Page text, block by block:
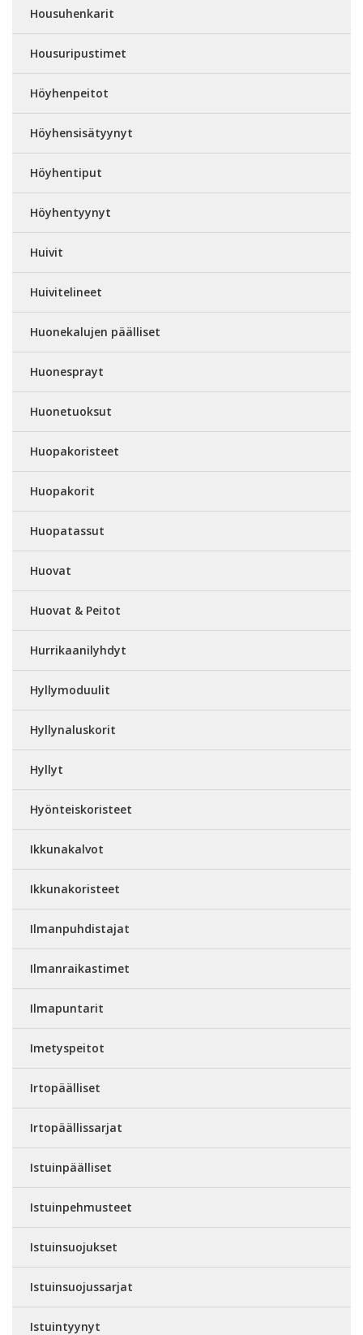
Housuhenkarit
Housuripustimet
Höyhenpeitot
Höyhensisätyynyt
Höyhentiput
Höyhentyynyt
Huivit
Huivitelineet
Huonekalujen päälliset
Huonesprayt
Huonetuoksut
Huopakoristeet
Huopakorit
Huopatassut
Huovat
Huovat & Peitot
Hurrikaanilyhdyt
Hyllymoduulit
Hyllynaluskorit
Hyllyt
Hyönteiskoristeet
Ikkunakalvot
Ikkunakoristeet
Ilmanpuhdistajat
Ilmanraikastimet
Ilmapuntarit
Imetyspeitot
Irtopäälliset
Irtopäällissarjat
Istuinpäälliset
Istuinpehmusteet
Istuinsuojukset
Istuinsuojussarjat
Istuintyynyt